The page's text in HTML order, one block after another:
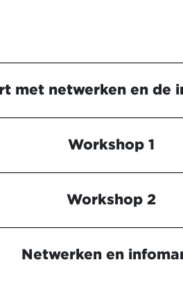
met netwerken en de
Workshop 1
Workshop 2
Netwerken en